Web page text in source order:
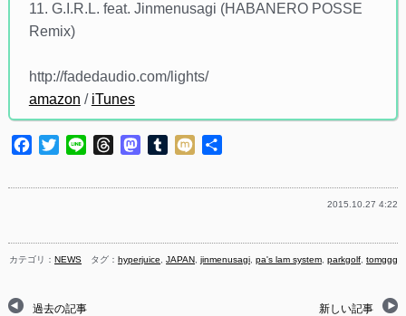
11. G.I.R.L. feat. Jinmenusagi (HABANERO POSSE
Remix)
http://fadedaudio.com/lights/
amazon / iTunes
Facebook
TwitterLine ThreadsMastodon
Tumblr
Mixi
2015.10.27 4:22
カテゴリ：NEWS タグ：hyperjuice ,JAPAN ,jinmenusagi ,pa's lam system ,parkgolf ,tomggg
過去の記事 新しい記事